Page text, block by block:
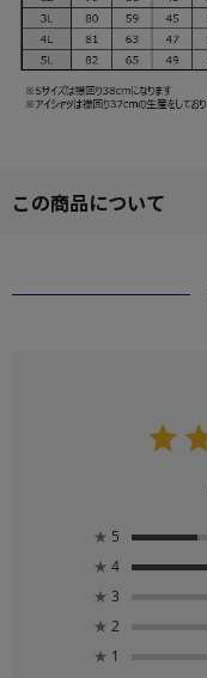
この商品について
★ 5
★ 4
★ 3
★ 2
★ 1